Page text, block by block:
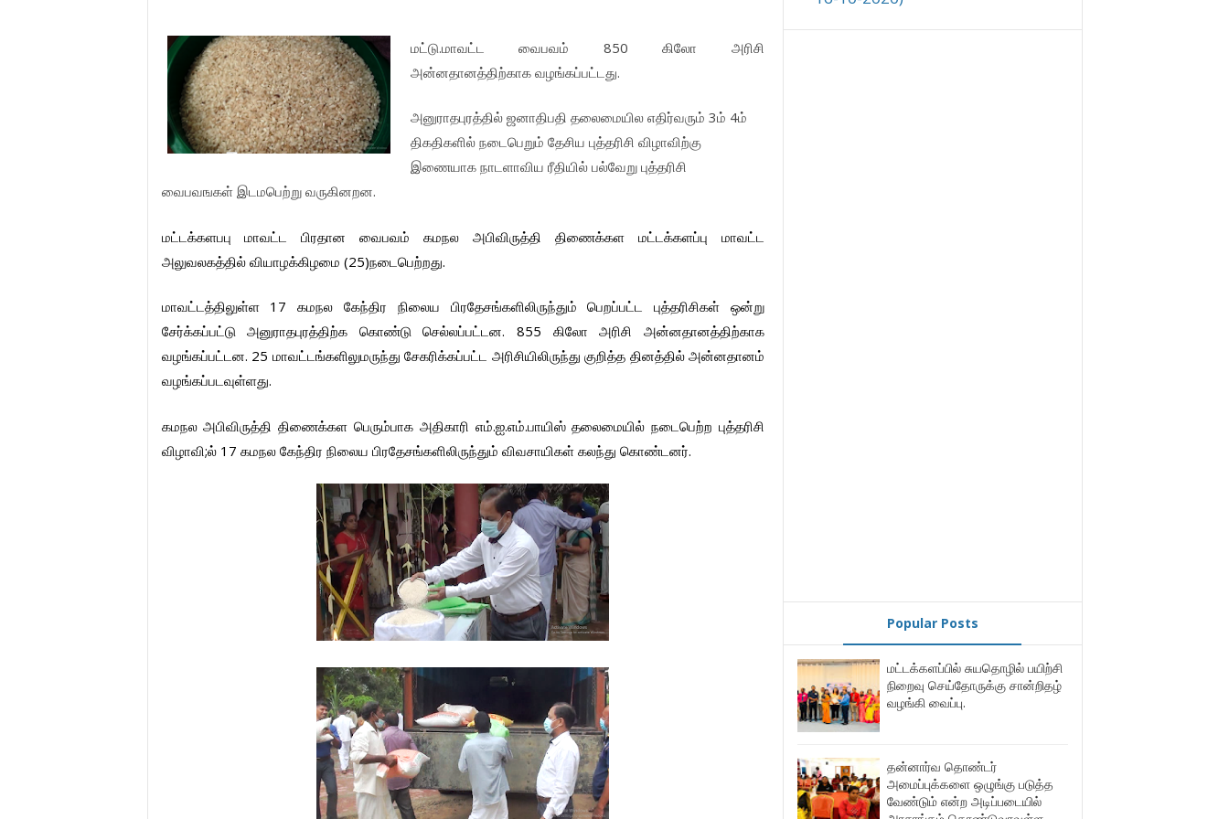
மட்டு.மாவட்ட வைபவம் 850கிலோ
அரிசி
அன்னதானத்திற்காக வழங்கப்பட்டது.
அனுராதபுரத்தில் ஜனாதிபதி தலைமையில எதிர்வரும் 3ம் 4ம்
திகதிகளில் நடைபெறும் தேசிய புத்தரிசி விழாவிற்கு
இணையாக நாடளாவிய ரீதியில் பல்வேறு புத்தரிசி
வைபவஙகள் இடமபெற்று வருகினறன.
மட்டக்களபபு மாவட்ட பிரதான வைபவம் கமநல அபிவிருத்தி திணைக்கள மட்டக்களப்பு
மாவட்ட
அலுவலகத்தில் வியாழக்கிழமை (25)நடைபெற்றது.
மாவட்டத்திலுள்ள17கமநல கேந்திர நிலைய பிரதேசங்களிலிருந்தும் பெறப்பட்ட புத்தரிசிகள்
ஒன்று
சேர்க்கப்பட்டு
அனுராதபுரத்திற்க கொண்டு செல்லப்பட்டன. 855 கிலோ அரிசி
அன்னதானத்திற்காக
வழங்கப்பட்டன. 25 மாவட்டங்களிலுமருந்து சேகரிக்கப்பட்ட அரிசியிலிருந்து குறித்த தினத்தில் அன்னதானம்
வழங்கப்படவுள்ளது.
கமநல அபிவிருத்தி திணைக்கள பெரும்பாக அதிகாரி எம்.ஐ.எம்.பாயிஸ் தலைமையில் நடைபெற்ற புத்தரிசி
விழாவி;ல்17 கமநல கேந்திர நிலைய பிரதேசங்களிலிருந்தும் விவசாயிகள் கலந்து கொண்டனர்.
Popular Posts
மட்டக்களப்பில் சுயதொழில் பயிற்சி
நிறைவு செய்தோருக்கு சான்றிதழ்
வழங்கி வைப்பு.
தன்னார்வ தொண்டர்
அமைப்புக்களை ஒழுங்கு படுத்த
வேண்டும் என்ற அடிப்படையில்